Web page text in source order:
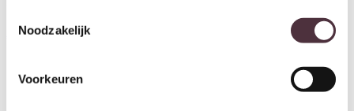
Noodzakelijk
Voorkeuren
180cm
1.249,00